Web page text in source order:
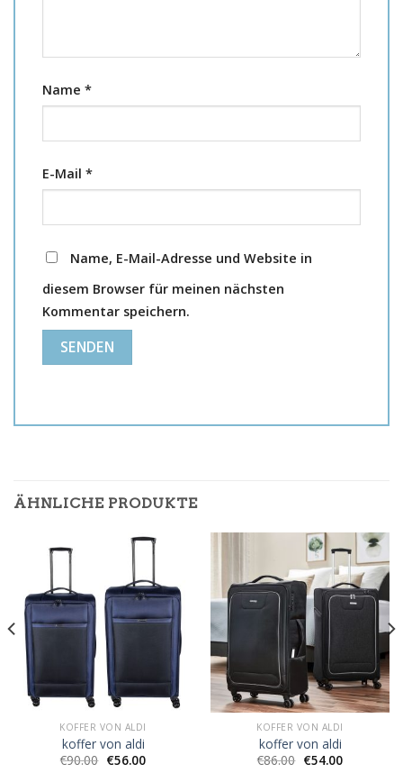
Name *
E-Mail *
Name, E-Mail-Adresse und Website in
diesem Browser für meinen nächsten
Kommentar speichern.
ÄHNLICHE PRODUKTE
KOFFER VON ALDI
koffer von aldi
€90.00 €56.00
KOFFER VON ALDI
koffer von aldi
€86.00 €54.00